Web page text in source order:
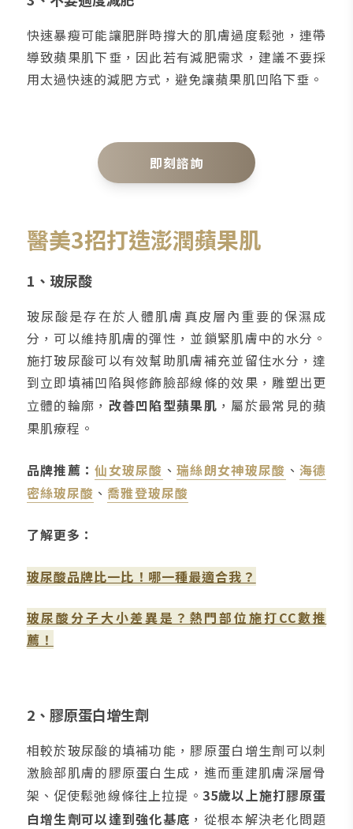
快速暴瘦可能讓肥胖時撐大的肌膚過度鬆弛，連帶
導致蘋果肌下垂，因此若有減肥需求，建議不要採
用太過快速的減肥方式，避免讓蘋果肌凹陷下垂。
即刻諮詢
醫美3招打造澎潤蘋果肌
1、玻尿酸
玻尿酸是存在於人體肌膚真皮層內重要的保濕成
分，可以維持肌膚的彈性，並鎖緊肌膚中的水分。
施打玻尿酸可以有效幫助肌膚補充並留住水分，達
到立即填補凹陷與修飾臉部線條的效果，雕塑出更
立體的輪廓， 改善凹陷型蘋果肌 ，屬於最常見的蘋
果肌療程。
品牌推薦：仙女玻尿酸 、瑞絲朗女神玻尿酸 、 海德
密絲玻尿酸 、 喬雅登玻尿酸
了解更多：
玻尿酸品牌比一比！哪一種最適合我？
玻尿酸分子大小差異是？熱門部位施打CC數推
薦！
2、膠原蛋白增生劑
相較於玻尿酸的填補功能，膠原蛋白增生劑可以刺
激臉部肌膚的膠原蛋白生成，進而重建肌膚深層骨
架、促使鬆弛線條往上拉提。 35歲以上施打膠原蛋
白增生劑可以達到強化基底 ，從根本解決老化問題